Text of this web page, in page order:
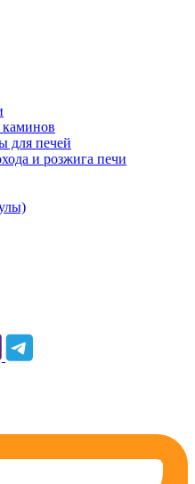
для печей
и розжига печи